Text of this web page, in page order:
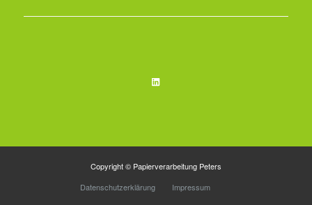
LinkedIn
Copyright © Papierverarbeitung Peters
Datenschutzerklärung
Impressum